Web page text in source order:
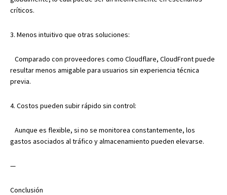
críticos.
3. Menos intuitivo que otras soluciones:
Comparado con proveedores como Cloudflare, CloudFront puede
resultar menos amigable para usuarios sin experiencia técnica
previa.
4. Costos pueden subir rápido sin control:
Aunque es flexible, si no se monitorea constantemente, los
gastos asociados al tráfico y almacenamiento pueden elevarse.
—
Conclusión